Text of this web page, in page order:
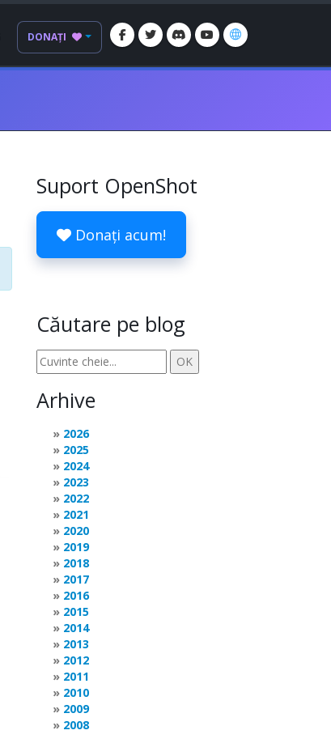
DONAȚI
Suport OpenShot
Donați acum!
Căutare pe blog
Arhive
2026
2025
2024
2023
2022
2021
2020
2019
2018
2017
2016
2015
2014
2013
2012
2011
2010
2009
2008